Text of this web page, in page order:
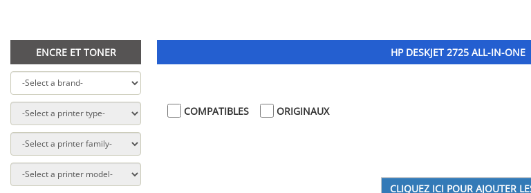
ENCRE ET TONER HP DESKJET 2725 ALL-IN-ONE
COMPATIBLES ORIGINAUX